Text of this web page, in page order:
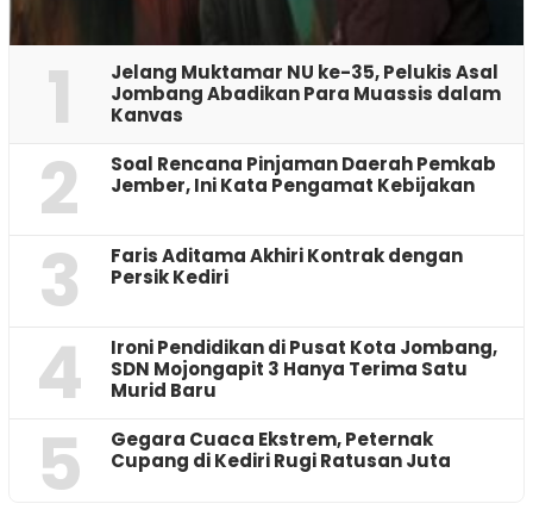
1
Jelang Muktamar NU ke-35, Pelukis Asal
Jombang Abadikan Para Muassis dalam
Kanvas
2
‎Soal Rencana Pinjaman Daerah Pemkab
Jember, Ini Kata Pengamat Kebijakan ‎
3
Faris Aditama Akhiri Kontrak dengan
Persik Kediri
4
Ironi Pendidikan di Pusat Kota Jombang,
SDN Mojongapit 3 Hanya Terima Satu
Murid Baru
5
‎Gegara Cuaca Ekstrem, Peternak
Cupang di Kediri Rugi Ratusan Juta